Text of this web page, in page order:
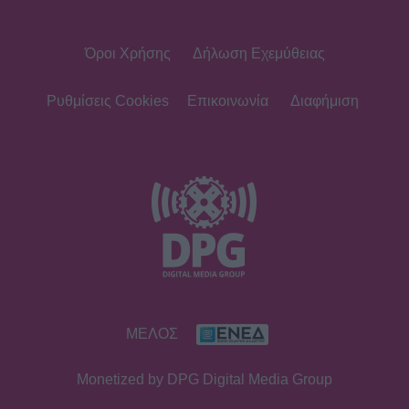
Μαρκεζίνης: Έγιναν γονείς! Η πρώτη
Κρατερός Κατσούλης: Ήταν μια
διαδρομή που επέλεξα για να βρω
τρόπους επικοινωνίας και
Συγκινεί η Ανθή Βούλγαρη: «Χωρίς
εσένα το φετινό καλοκαίρι θα ήταν
το δυσκολότερο της ζωής μου»
Όροι Χρήσης Δήλωση Εχεμύθειας
Ρυθμίσεις Cookies Επικοινωνία Διαφήμιση
ΜΕΛΟΣ
Monetized by DPG Digital Media Group